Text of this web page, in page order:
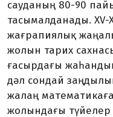
сауданың 80-90
тасымалданады. XV-
жағрапиялық
жолын тарих
ға­сыр­дағы
дәл сондай
жалаң
жолындағы түйелер